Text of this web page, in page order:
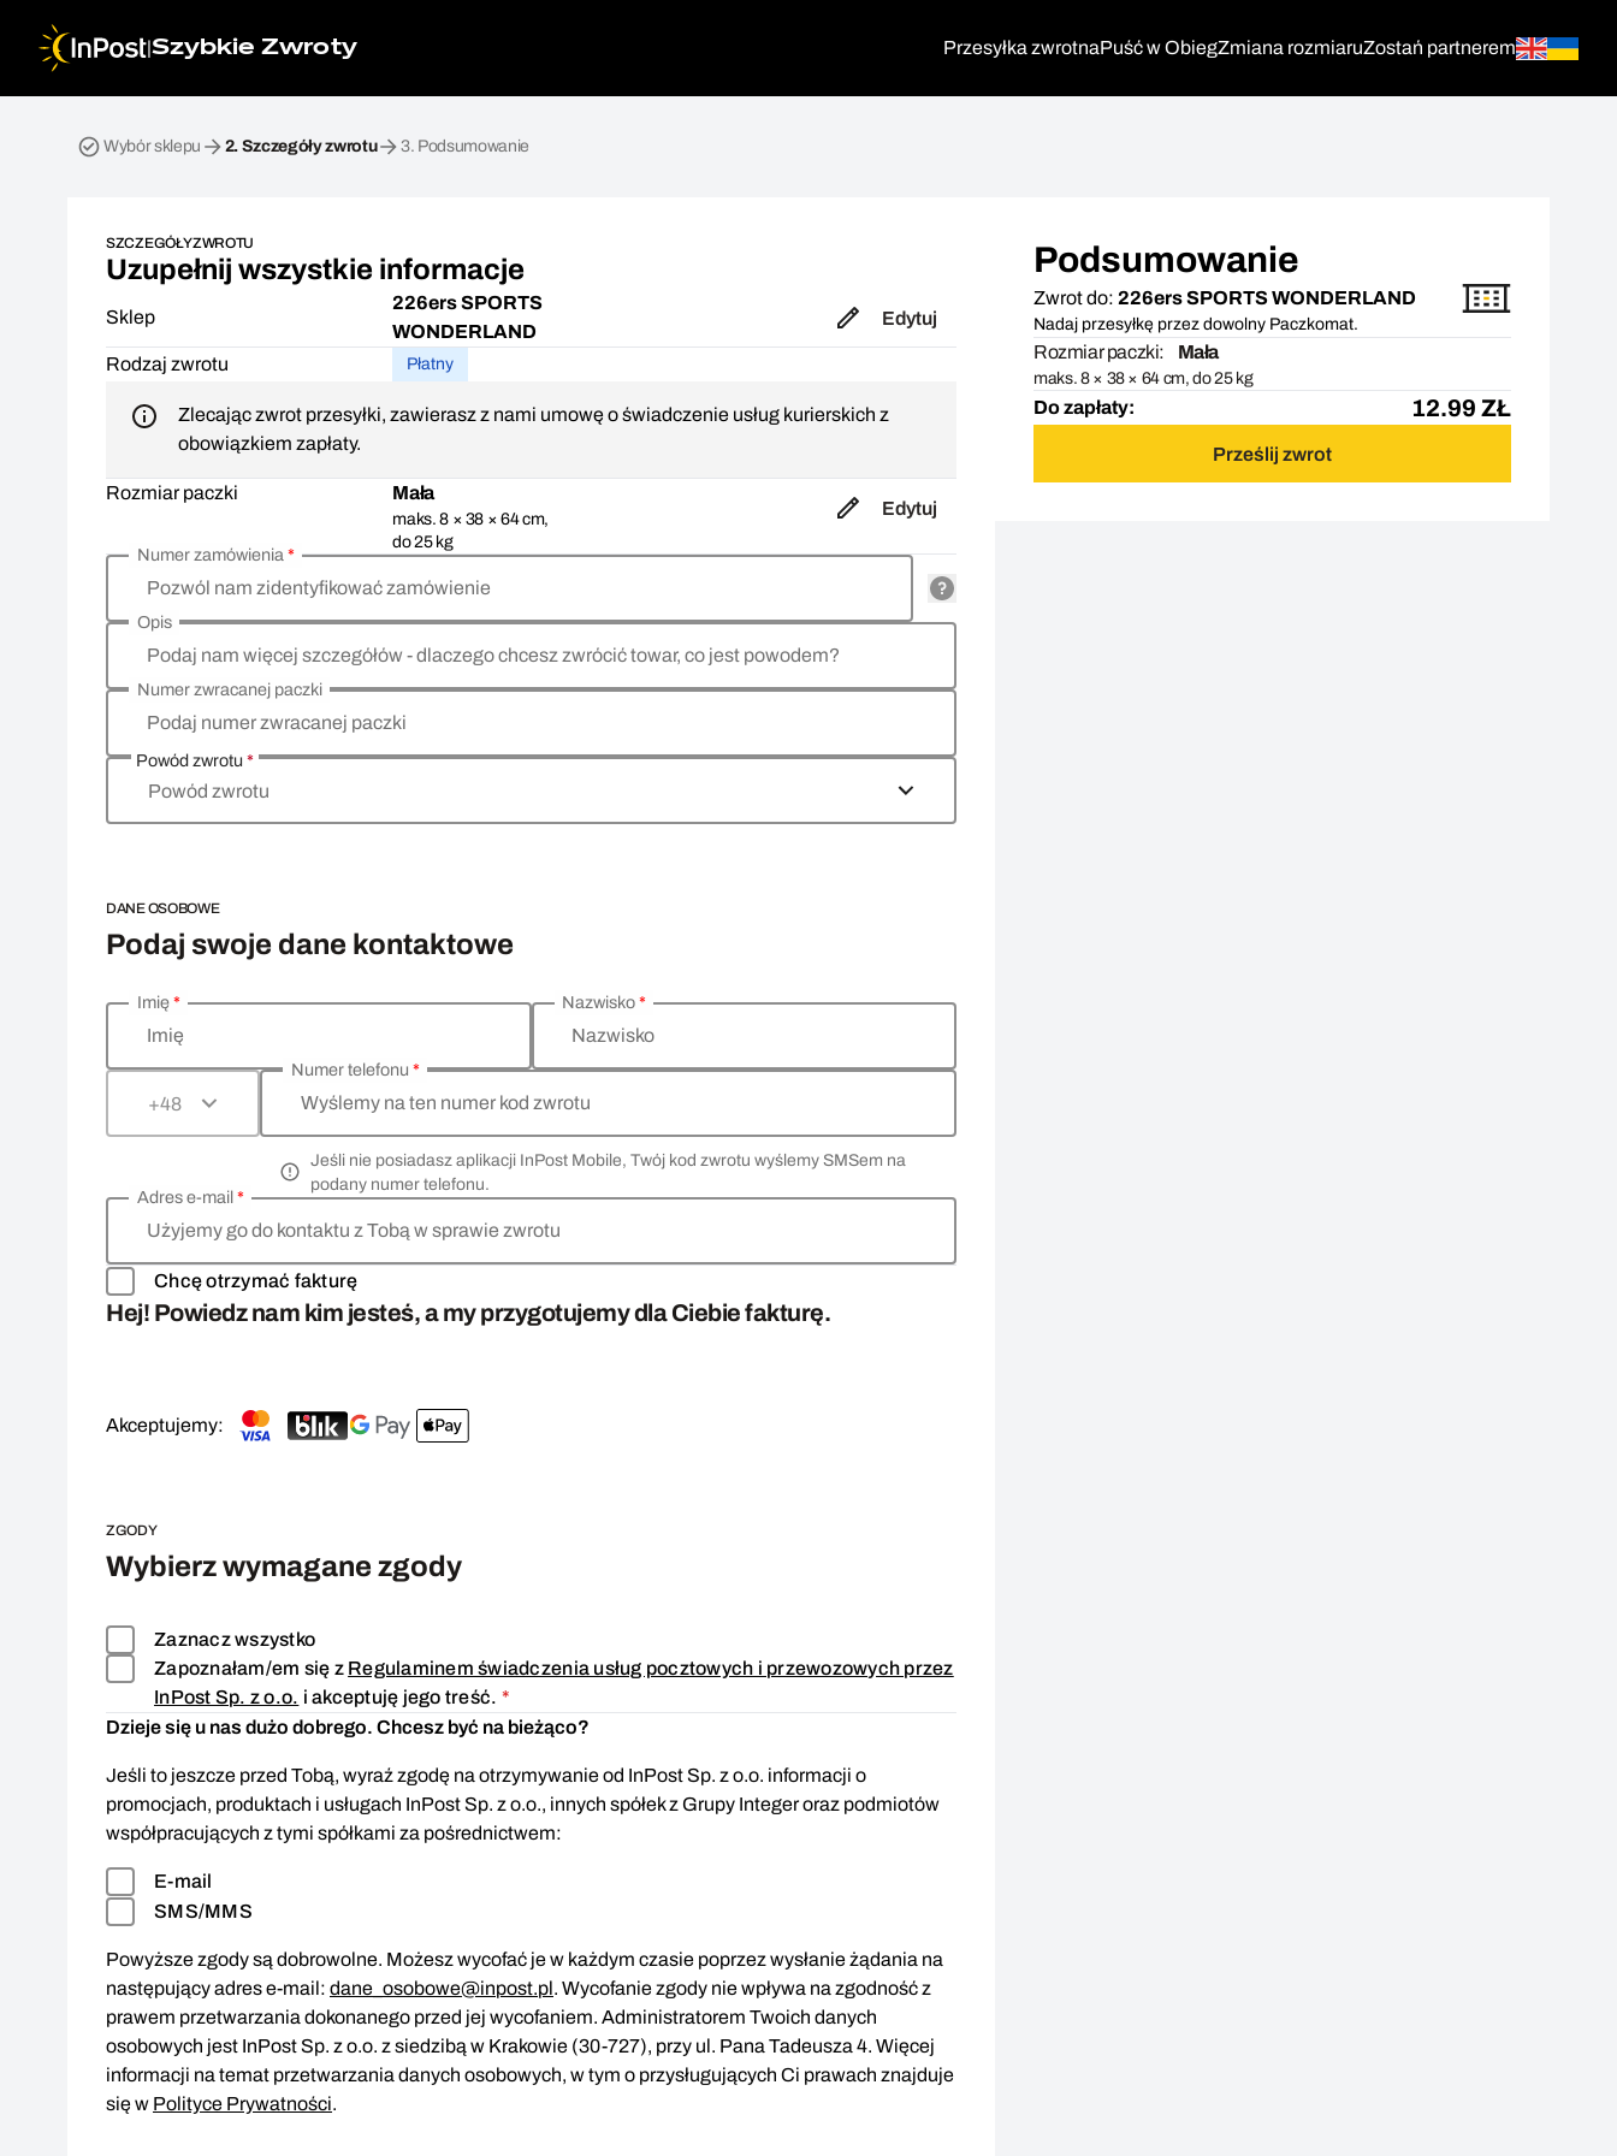
|Szybkie Zwroty Przesyłka zwrotnaPuść w ObiegZmiana rozmiaruZostań partnerem
Wybór sklepu 2. Szczegóły zwrotu 3. Podsumowanie
SZCZEGÓŁY ZWROTU
Uzupełnij wszystkie informacje
Sklep
226ers SPORTS
WONDERLAND
Edytuj
Rodzaj zwrotu Płatny
Zlecając zwrot przesyłki, zawierasz z nami umowę o świadczenie usług kurierskich z
obowiązkiem zapłaty.
Rozmiar paczki Mała
maks. 8 × 38 × 64 cm,
do 25 kg
Edytuj
Pozwól nam zidentyfikować zamówienie
Numer zamówienia*
Podaj nam więcej szczegółów - dlaczego chcesz zwrócić towar, co jest powodem?
Opis
Podaj numer zwracanej paczki
Numer zwracanej paczki
Powód zwrotu*
Powód zwrotu
DANE OSOBOWE
Podaj swoje dane kontaktowe
Wprowadź swoje dane osobowe
Imię
Imię*
Nazwisko
Nazwisko*
+48 Wyślemy na ten numer kod zwrotu
Numer telefonu *
Jeśli nie posiadasz aplikacji InPost Mobile, Twój kod zwrotu wyślemy SMSem na
podany numer telefonu.
Użyjemy go do kontaktu z Tobą w sprawie zwrotu
Adres e-mail *
Chcę otrzymać fakturę
Hej! Powiedz nam kim jesteś, a my przygotujemy dla Ciebie fakturę.
Akceptujemy:
ZGODY
Wybierz wymagane zgody
Zaznacz wszystko
Zapoznałam/em się z Regulaminem świadczenia usług pocztowych i przewozowych przez
InPost Sp. z o.o. i akceptuję jego treść. *
Dzieje się u nas dużo dobrego. Chcesz być na bieżąco?
Jeśli to jeszcze przed Tobą, wyraź zgodę na otrzymywanie od InPost Sp. z o.o. informacji o
promocjach, produktach i usługach InPost Sp. z o.o., innych spółek z Grupy Integer oraz podmiotów
współpracujących z tymi spółkami za pośrednictwem:
E-mail
SMS/MMS
Powyższe zgody są dobrowolne. Możesz wycofać je w każdym czasie poprzez wysłanie żądania na
następujący adres e-mail: dane_osobowe@inpost.pl. Wycofanie zgody nie wpływa na zgodność z
prawem przetwarzania dokonanego przed jej wycofaniem. Administratorem Twoich danych
osobowych jest InPost Sp. z o.o. z siedzibą w Krakowie (30-727), przy ul. Pana Tadeusza 4. Więcej
informacji na temat przetwarzania danych osobowych, w tym o przysługujących Ci prawach znajduje
się w Polityce Prywatności.
Podsumowanie
Zwrot do: 226ers SPORTS WONDERLAND
Nadaj przesyłkę przez dowolny Paczkomat.
Rozmiar paczki: Mała
maks. 8 × 38 × 64 cm, do 25 kg
Do zapłaty: 12.99 ZŁ
Prześlij zwrot